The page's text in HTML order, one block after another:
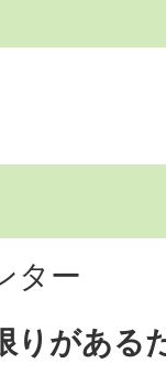
ター
りがある